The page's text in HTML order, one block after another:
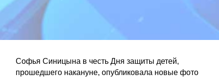
Софья Синицына в честь Дня защиты детей,
прошедшего накануне, опубликовала новые фото